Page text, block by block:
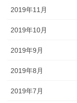
2019年11月
2019年10月
2019年9月
2019年8月
2019年7月